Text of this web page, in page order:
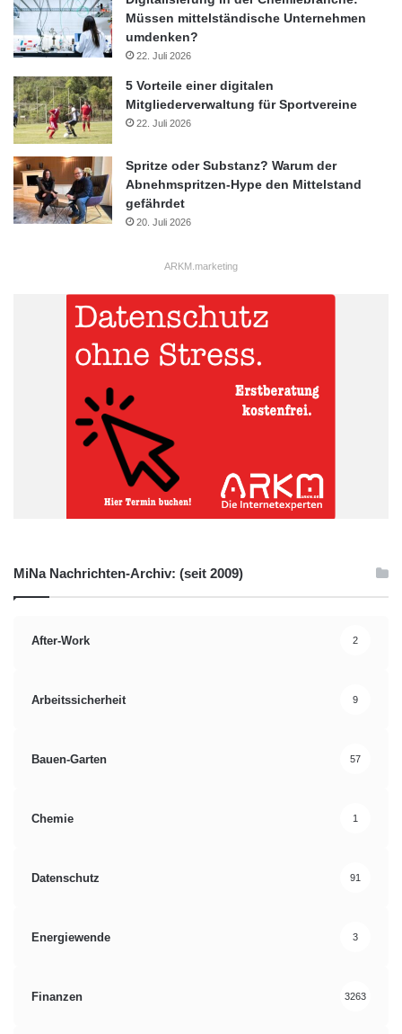
Müssen mittelständische Unternehmen
umdenken?
22. Juli 2026
5 Vorteile einer digitalen
Mitgliederverwaltung für Sportvereine
22. Juli 2026
Spritze oder Substanz? Warum der
Abnehmspritzen-Hype den Mittelstand
gefährdet
20. Juli 2026
ARKM.marketing
MiNa Nachrichten-Archiv: (seit 2009)
After-Work 2
Arbeitssicherheit 9
Bauen-Garten 57
Chemie 1
Datenschutz 91
Energiewende 3
Finanzen 3263